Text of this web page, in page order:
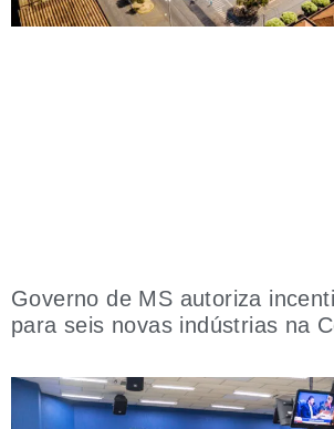
Governo de MS autoriza
para seis novas indústrias na